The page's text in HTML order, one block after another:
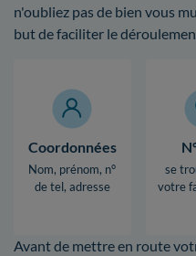
n'oubliez pas de bien vous
but de faciliter le
Coordonnées
Nom, prénom, n°
de tel, adresse
se
votre
Avant de mettre en route